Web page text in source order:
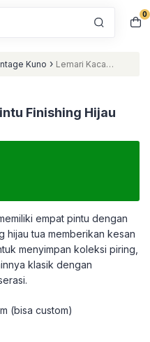
0
Kuno › Lemari Kaca
Finishing Hijau
empat pintu dengan
hijau tua memberikan kesan
menyimpan koleksi piring,
klasik dengan
(bisa custom)